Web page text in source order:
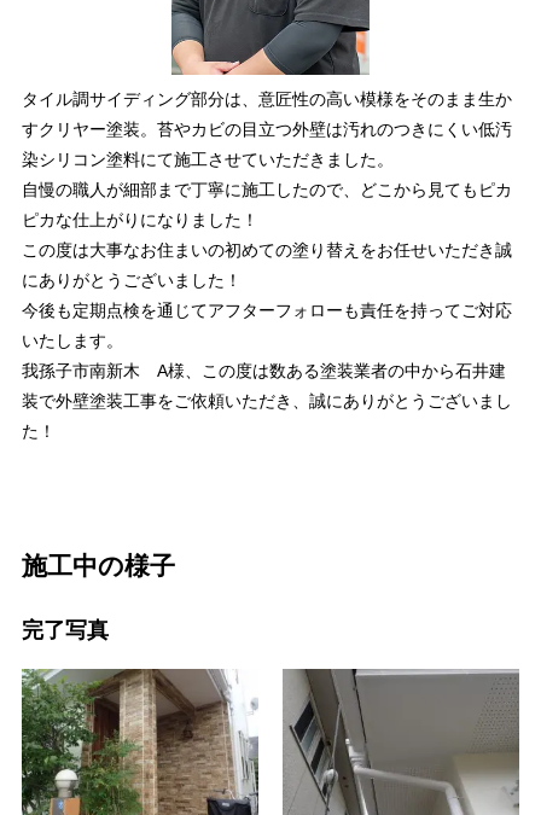
タイル調サイディング部分は、意匠性の高い模様をそのまま生か
すクリヤー塗装。苔やカビの目立つ外壁は汚れのつきにくい低汚
染シリコン塗料にて施工させていただきました。
自慢の職人が細部まで丁寧に施工したので、どこから見てもピカ
ピカな仕上がりになりました！
この度は大事なお住まいの初めての塗り替えをお任せいただき誠
にありがとうございました！
今後も定期点検を通じてアフターフォローも責任を持ってご対応
いたします。
我孫子市南新木 A様、この度は数ある塗装業者の中から石井建
装で外壁塗装工事をご依頼いただき、誠にありがとうございまし
た！
施工中の様子
完了写真